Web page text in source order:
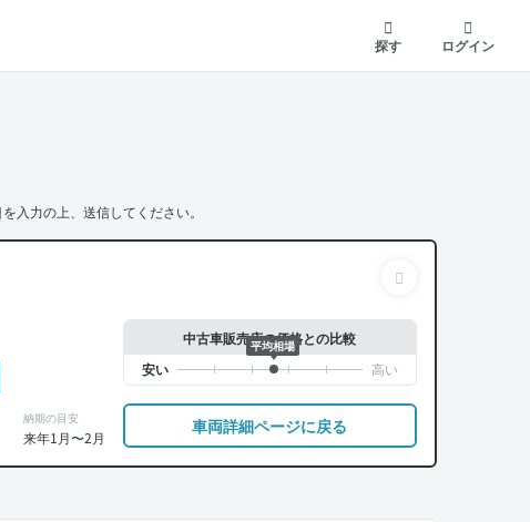
探す
ログイン
入力の上、送信してください。
納期の目安
来年1月〜2月
中古車販売店の価格との比較
平均相場
車両詳細ページに戻る